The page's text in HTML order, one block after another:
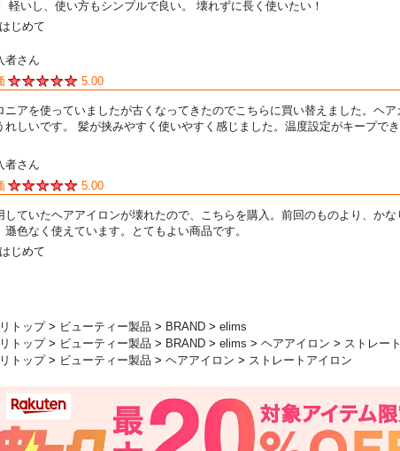
軽いし、使い方もシンプルで良い。 壊れずに長く使いたい！
じめて
者さん
5.00
ニアを使っていましたが古くなってきたのでこちらに買い替えました。ヘ
れしいです。 髪が挟みやすく使いやすく感じました。温度設定がキープで
者さん
5.00
していたヘアアイロンが壊れたので、こちらを購入。前回のものより、か
遜色なく使えています。とてもよい商品です。
じめて
トップ> ビューティー製品 > BRAND > elims
トップ> ビューティー製品 > BRAND > elims > ヘアアイロン > ストレー
トップ> ビューティー製品 > ヘアアイロン > ストレートアイロン